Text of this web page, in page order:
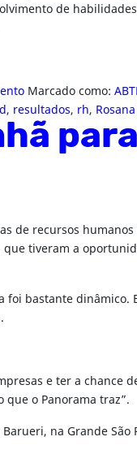
de
Marcado como:
, resultados, rh,
de recursos
tiveram a
foi bastante
e ter a
o Panorama traz”.
na Grande São